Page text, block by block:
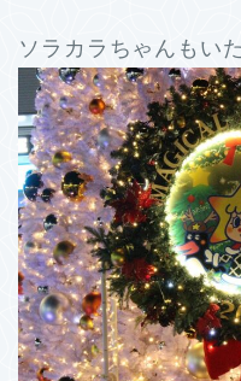
ソラカラちゃんもい